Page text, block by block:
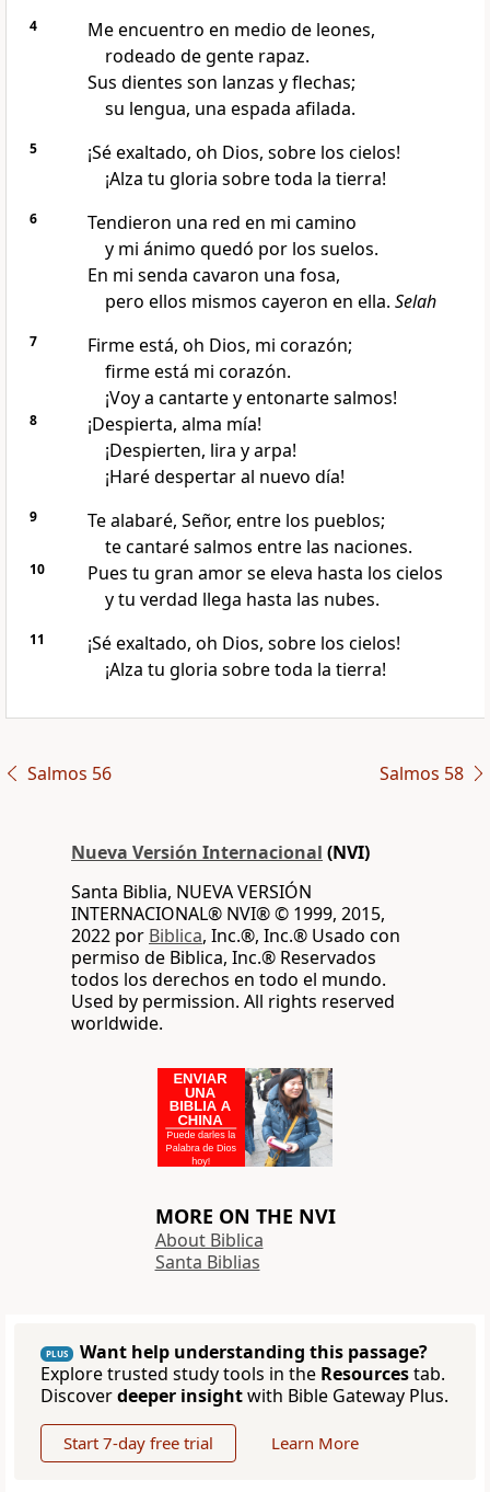
4
Me encuentro en medio de leones,
rodeado de gente rapaz.
Sus dientes son lanzas y flechas;
su lengua, una espada afilada.
5
¡Sé exaltado, oh Dios, sobre los cielos!
¡Alza tu gloria sobre toda la tierra!
6
Tendieron una red en mi camino
y mi ánimo quedó por los suelos.
En mi senda cavaron una fosa,
pero ellos mismos cayeron en ella. Selah
7
Firme está, oh Dios, mi corazón;
firme está mi corazón.
¡Voy a cantarte y entonarte salmos!
8
¡Despierta, alma mía!
¡Despierten, lira y arpa!
¡Haré despertar al nuevo día!
9
Te alabaré, Señor, entre los pueblos;
te cantaré salmos entre las naciones.
10
Pues tu gran amor se eleva hasta los cielos
y tu verdad llega hasta las nubes.
11
¡Sé exaltado, oh Dios, sobre los cielos!
¡Alza tu gloria sobre toda la tierra!
Salmos 56 Salmos 58
Nueva Versión Internacional (NVI)
Santa Biblia, NUEVA VERSIÓN
INTERNACIONAL® NVI® © 1999, 2015,
2022 por Biblica, Inc.®, Inc.® Usado con
permiso de Biblica, Inc.® Reservados
todos los derechos en todo el mundo.
Used by permission. All rights reserved
worldwide.
MORE ON THE NVI
About Biblica
Santa Biblias
PLUS
Want help understanding this passage?
Explore trusted study tools in the Resourcestab.
Discoverdeeper insightwith Bible Gateway Plus.
Start 7-day free trial Learn More